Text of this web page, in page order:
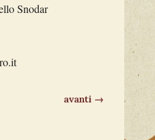
Snodar
avanti →